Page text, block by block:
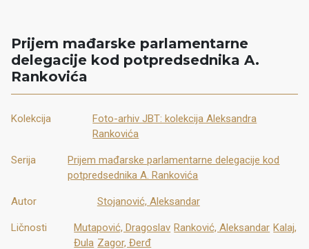
Prijem mađarske parlamentarne
delegacije kod potpredsednika A.
Rankovića
Kolekcija
Foto-arhiv JBT: kolekcija Aleksandra
Rankovića
Serija
Prijem mađarske parlamentarne delegacije kod
potpredsednika A. Rankovića
Autor Stojanović, Aleksandar
Ličnosti Mutapović, Dragoslav Ranković, Aleksandar Kalaj,
Đula Zagor, Đerđ